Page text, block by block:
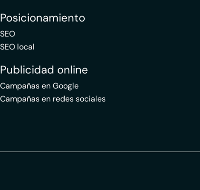
Posicionamiento
SEO
SEO local
Publicidad online
Campañas en Google
Campañas en redes sociales